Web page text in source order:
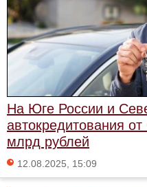
На Юге России и
автокредитования
млрд рублей
12.08.2025, 15:09